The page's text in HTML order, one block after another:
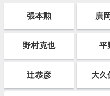
張本勲 廣
野村克也 平
辻恭彦 大久